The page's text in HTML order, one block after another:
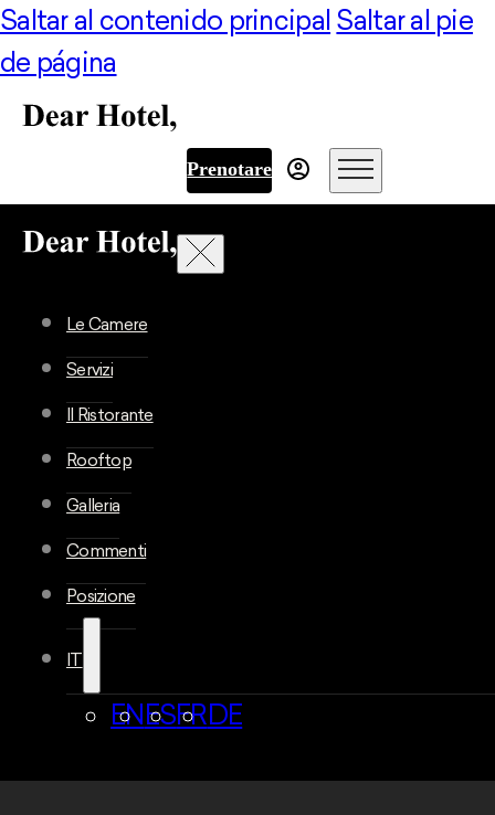
Saltar al contenido principal Saltar al pie
de página
Prenotare
Le Camere
Servizi
Il Ristorante
Rooftop
Galleria
Commenti
Posizione
IT
EN ESFRDE